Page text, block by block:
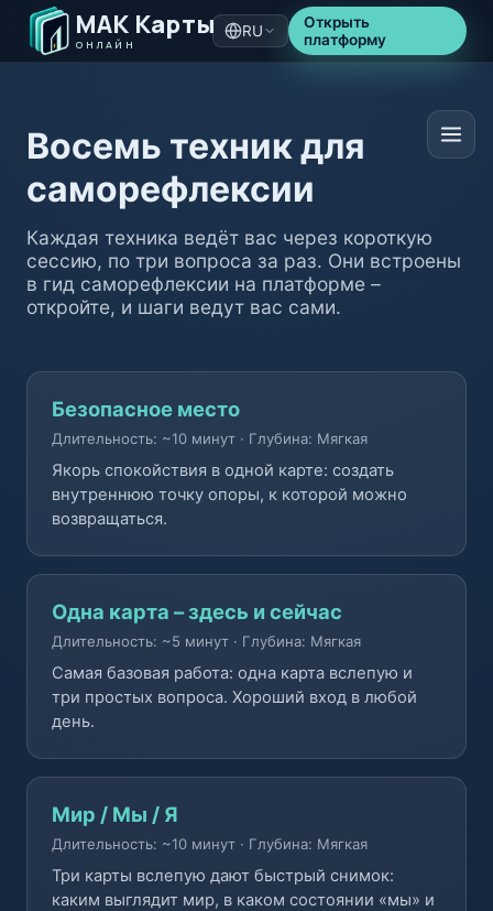
МАК Карты
ОНЛАЙН
RU
Открыть
платформу
Восемь техник для
саморефлексии
Каждая техника ведёт вас через короткую
сессию, по три вопроса за раз. Они встроены
в гид саморефлексии на платформе –
откройте, и шаги ведут вас сами.
Безопасное место
Длительность: ~10 минут · Глубина: Мягкая
Якорь спокойствия в одной карте: создать
внутреннюю точку опоры, к которой можно
возвращаться.
Одна карта – здесь и сейчас
Длительность: ~5 минут · Глубина: Мягкая
Самая базовая работа: одна карта вслепую и
три простых вопроса. Хороший вход в любой
день.
Мир / Мы / Я
Длительность: ~10 минут · Глубина: Мягкая
Три карты вслепую дают быстрый снимок:
каким выглядит мир, в каком состоянии «мы» и